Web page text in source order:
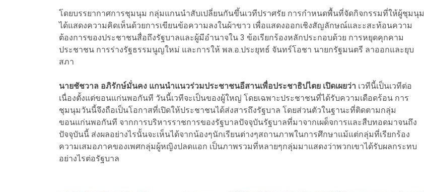
โดยบรรยากาศการชุมนุม กลุ่มแกนนำสับเปลี่ยนกันขึ้นเวทีปราศรัย การกำหนดพื้นที่จัดกิจกรรมที่ให้ผู้ชุมนุม
ได้แสดงความคิดเห็นด้วยการเขียนข้อความลงในผ้าขาว เพื่อแสดงออกเชิงสัญลักษณ์และะสะท้อนความ
ต้องการของประชาชนสื่อถึงรัฐบาลและผู้มีอำนาจใน 3 ข้อเรียกร้องหลักประกอบด้วย การหยุดคุกคาม
ประชาชน การร่างรัฐธรรมนูญใหม่ และการให้ พล.อ.ประยุทธ์ จันทร์โอชา นายกรัฐมนตรี ลาออกและยุบ
สภา
นายชัชวาล อภิรักษ์มั่นคง แกนนำแนวร่วมประชาชนอีสานเพื่อประชาธิปไตย เปิดเผยว่า เวทีนี้เป็นเวทีต่อ
เนื่องตั้งแต่ขอนแก่นพอกันที วันนี้เวทีจะเป็นของผู้ใหญ่ โดยเฉพาะประชาชนที่ได้รับความเดือดร้อน การ
ชุมนุมวันนี้จึงถือเป็นโอกาสที่เปิดให้ประชาชนได้ส่งสารถึงรัฐบาล โดยส่วนตัวในฐานะที่ติดตามกลุ่ม
ขอนแก่นพอกันที จากการบริหารราชการของรัฐบาลปัจจุบันรัฐบาลที่มาจากเผด็จการและสืบทอดมาจนถึง
ปัจจุบันนี้ ส่งผลอย่างไรนั้นจะเห็นได้จากน้องๆนักเรียนต่างๆสถานภาพในการศึกษาแม้แต่กลุ่มที่เรียกร้อง
ความเสมอภาคของเพศกลุ่มผู้หญิงปลดแอก เป็นภาพรวมที่หลายๆกลุ่มมาแสดงว่าพวกเขาได้รับผลกระทบ
อย่างไรต่อรัฐบาล